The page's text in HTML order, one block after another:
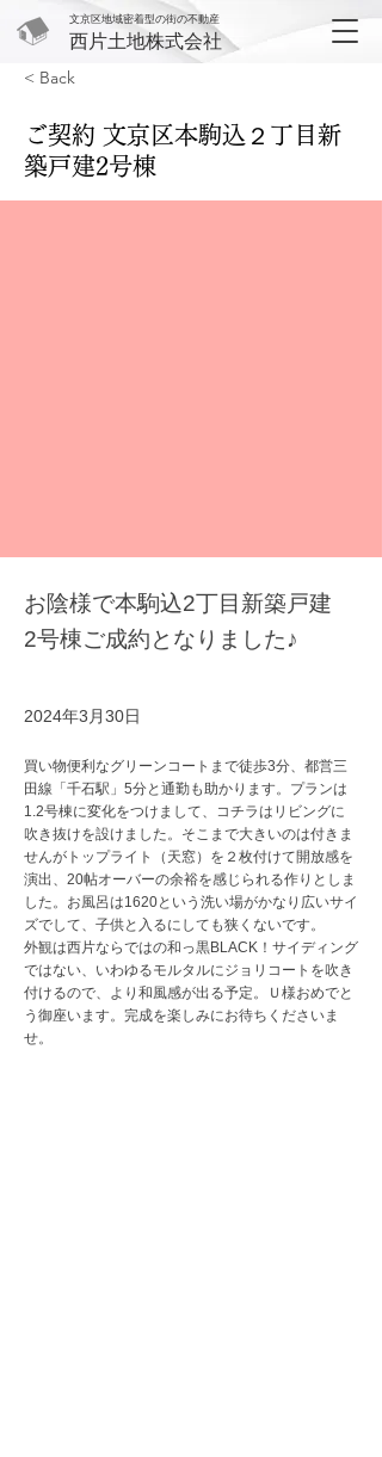
文京区地域密着型の街の不動産
西片土地株式会社
< Back
ご契約 文京区本駒込２丁目新
築戸建2号棟
お陰様で本駒込2丁目新築戸建
2号棟ご成約となりました♪
2024年3月30日
買い物便利なグリーンコートまで徒歩3分、都営三
田線「千石駅」5分と通勤も助かります。プランは
1.2号棟に変化をつけまして、コチラはリビングに
吹き抜けを設けました。そこまで大きいのは付きま
せんがトップライト（天窓）を２枚付けて開放感を
演出、20帖オーバーの余裕を感じられる作りとしま
した。お風呂は1620という洗い場がかなり広いサイ
ズでして、子供と入るにしても狭くないです。
外観は西片ならではの和っ黒BLACK！サイディング
ではない、いわゆるモルタルにジョリコートを吹き
付けるので、より和風感が出る予定。Ｕ様おめでと
う御座います。完成を楽しみにお待ちくださいま
せ。